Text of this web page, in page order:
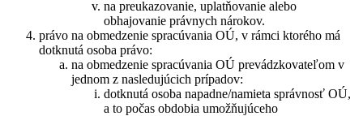
na preukazovanie, uplatňovanie alebo
obhajovanie právnych nárokov.
právo na obmedzenie spracúvania OÚ, v rámci ktorého má
dotknutá osoba právo:
na obmedzenie spracúvania OÚ prevádzkovateľom v
jednom z nasledujúcich prípadov:
dotknutá osoba napadne/namieta správnosť OÚ,
a to počas obdobia umožňujúceho